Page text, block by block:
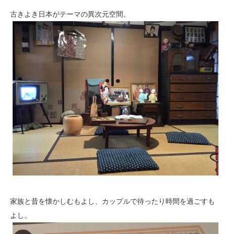
古きよき日本がテーマの異次元空間。
家族と昔を懐かしむもよし、カップルで待ったり時間を過ごすも
よし。